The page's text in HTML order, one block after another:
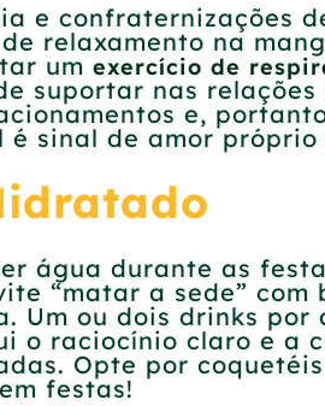
e confraternizações
relaxamento na
um exercício de
suportar nas
e,
sinal de amor próprio
água durante as
“matar a sede”
Um ou dois drinks
o raciocínio claro e a
Opte por
festas!